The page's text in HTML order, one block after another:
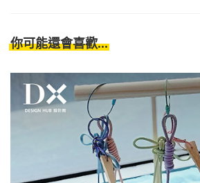
你可能還會喜歡...